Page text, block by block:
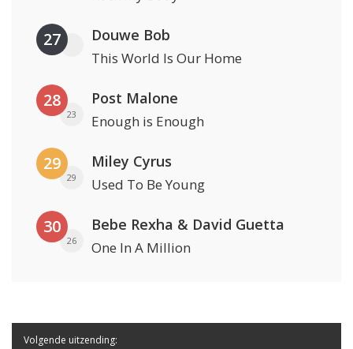
27 Douwe Bob
This World Is Our Home
28
23
Post Malone
Enough is Enough
29
29
Miley Cyrus
Used To Be Young
30
26
Bebe Rexha & David Guetta
One In A Million
Volgende uitzending: